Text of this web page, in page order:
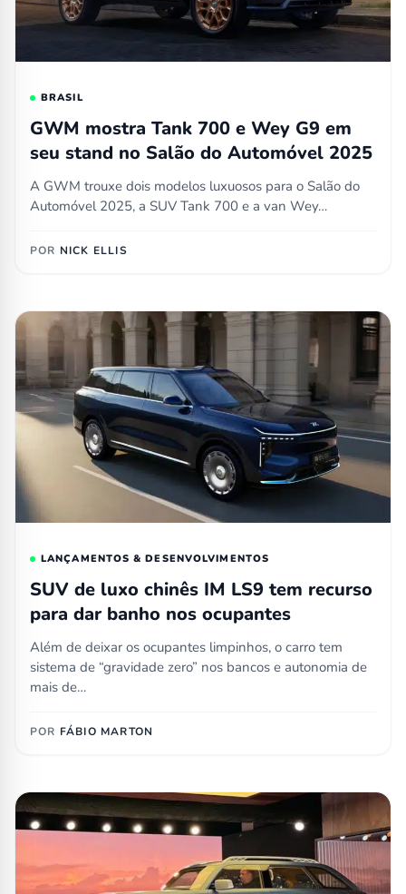
BRASIL
GWM mostra Tank 700 e Wey G9 em
seu stand no Salão do Automóvel 2025
A GWM trouxe dois modelos luxuosos para o Salão do
Automóvel 2025, a SUV Tank 700 e a van Wey…
POR NICK ELLIS
LANÇAMENTOS & DESENVOLVIMENTOS
SUV de luxo chinês IM LS9 tem recurso
para dar banho nos ocupantes
Além de deixar os ocupantes limpinhos, o carro tem
sistema de “gravidade zero” nos bancos e autonomia de
mais de…
POR FÁBIO MARTON